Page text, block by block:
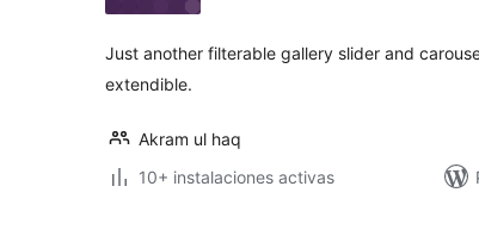
Just another filterable gallery slider and
extendible.
Akram ul haq
10+ instalaciones activas